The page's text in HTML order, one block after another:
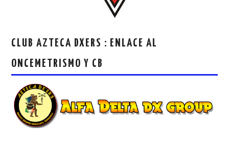
CLUB AZTECA DXERS : ENLACE AL
ONCEMETRISMO Y CB